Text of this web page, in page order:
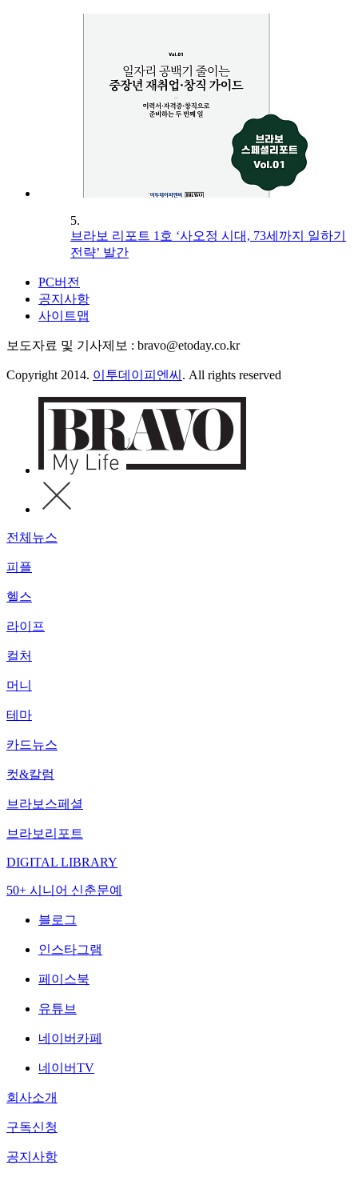
5.
브라보 리포트 1호 ‘사오정 시대, 73세까지 일하기
전략’ 발간
PC버전
공지사항
사이트맵
보도자료 및 기사제보 : bravo@etoday.co.kr
Copyright 2014. 이투데이피엔씨 . All rights reserved
전체뉴스
피플
헬스
라이프
컬처
머니
테마
카드뉴스
컷&칼럼
브라보스페셜
브라보리포트
DIGITAL LIBRARY
50+ 시니어 신춘문예
블로그
인스타그램
페이스북
유튜브
네이버카페
네이버TV
회사소개
구독신청
공지사항